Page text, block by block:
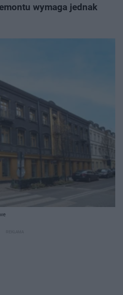
wymaga jednak